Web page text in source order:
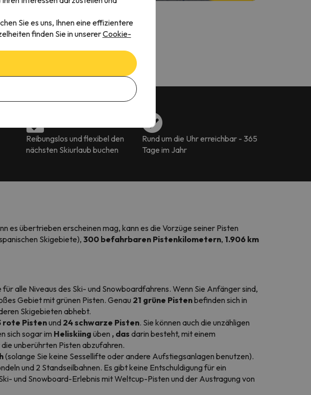
Reibungslos und flexibel den
nächsten Skiurlaub buchen
Rund um die Uhr erreichbar - 365
Tage im Jahr
es übertrieben erscheinen mag, kann es die Vorzüge seiner Pisten
Skigebiete), 300 befahrbaren Pistenkilometern, 1.906 km
alle Niveaus des Ski- und Snowboardfahrens. Wenn Sie Anfänger sind,
Gebiet mit grünen Pisten. Genau 21 grüne Pistenbefinden sich in
Skigebieten abhebt.
rote Pistenund 24 schwarze Pisten. Sie können auch die unzähligen
sich sogar im Heliskiing üben , das darin besteht, mit einem
unberührten Pisten abzufahren.
(solange Sie keine Sessellifte oder andere Aufstiegsanlagen benutzen).
und 2 Standseilbahnen. Es gibt keine Entschuldigung für ein
und Snowboard-Erlebnis mit Weltcup-Pisten und der Austragung von
Sie es uns, Ihnen eine effizientere
finden Sie in unsererCookie-